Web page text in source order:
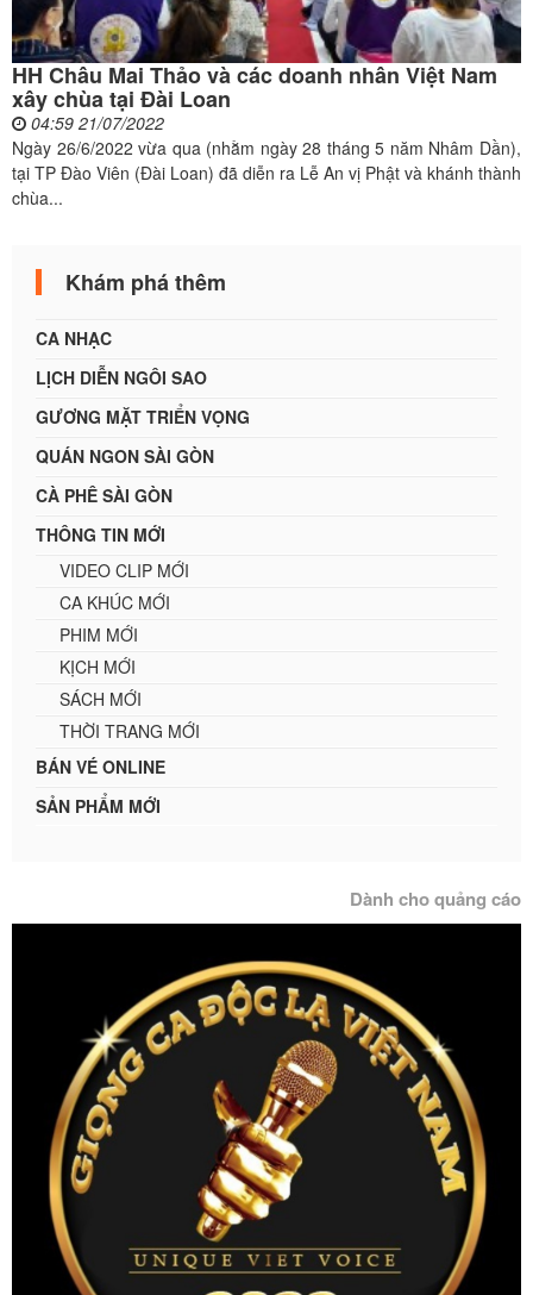
HH Châu Mai Thảo và các doanh nhân Việt Nam
xây chùa tại Đài Loan
04:59 21/07/2022
Ngày 26/6/2022 vừa qua (nhằm ngày 28 tháng 5 năm Nhâm Dần),
tại TP Đào Viên (Đài Loan) đã diễn ra Lễ An vị Phật và khánh thành
chùa...
Khám phá thêm
CA NHẠC
LỊCH DIỄN NGÔI SAO
GƯƠNG MẶT TRIỂN VỌNG
QUÁN NGON SÀI GÒN
CÀ PHÊ SÀI GÒN
THÔNG TIN MỚI
VIDEO CLIP MỚI
CA KHÚC MỚI
PHIM MỚI
KỊCH MỚI
SÁCH MỚI
THỜI TRANG MỚI
BÁN VÉ ONLINE
SẢN PHẨM MỚI
Dành cho quảng cáo